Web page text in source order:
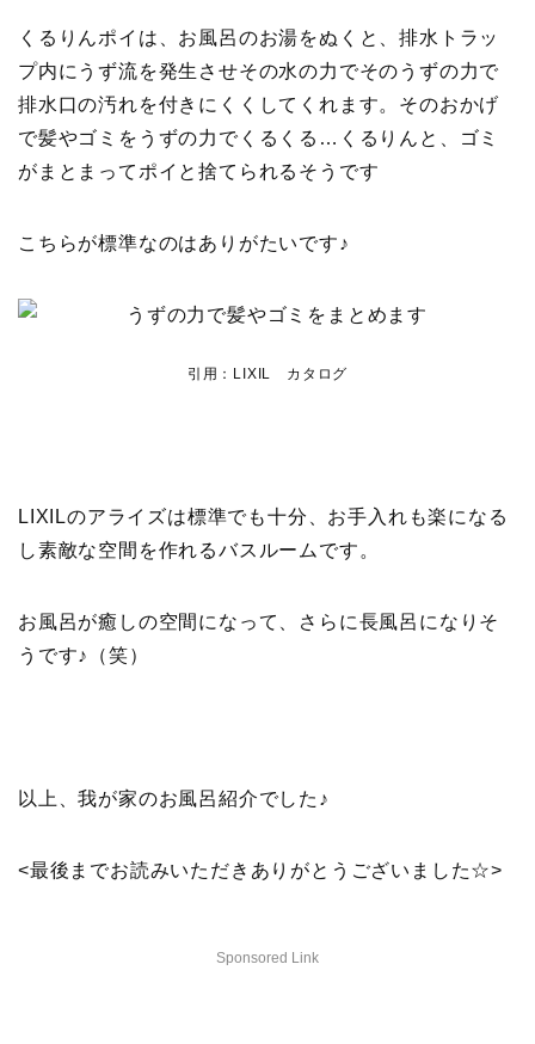
くるりんポイは、お風呂のお湯をぬくと、排水トラッ
プ内にうず流を発生させその水の力でそのうずの力で
排水口の汚れを付きにくくしてくれます。そのおかげ
で髪やゴミをうずの力でくるくる…くるりんと、ゴミ
がまとまってポイと捨てられるそうです
こちらが標準なのはありがたいです♪
引用：LIXIL カタログ
LIXILのアライズは標準でも十分、お手入れも楽になる
し素敵な空間を作れるバスルームです。
お風呂が癒しの空間になって、さらに長風呂になりそ
うです♪（笑）
以上、我が家のお風呂紹介でした♪
<最後までお読みいただきありがとうございました☆>
Sponsored Link